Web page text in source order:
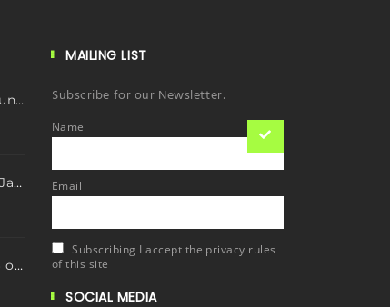
First ascent Kimshung 6781m
Eis Total 2026 – 25 Jahre Erfolgsgeschichte im steilen Eis
Neue Termine 2026 online – dein nächstes Abenteuer wartet!
MAILING LIST
Subscribe for our Newsletter:
Name
Email
Subscribing I accept the privacy rules
of this site
SOCIAL MEDIA